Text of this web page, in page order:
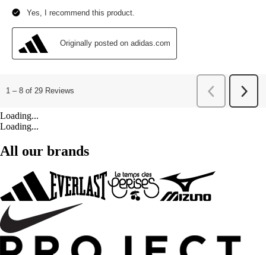
Loading...
Loading...
All our brands